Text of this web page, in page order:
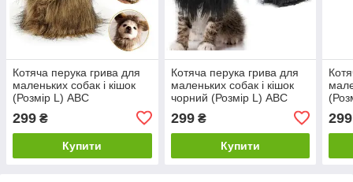
Котяча перука грива для
маленьких собак і кішок
(Розмір L) ABC
299 ₴
Купити
Котяча перука грива для
маленьких собак і кішок
чорний (Розмір L) ABC
299₴
Купити
299